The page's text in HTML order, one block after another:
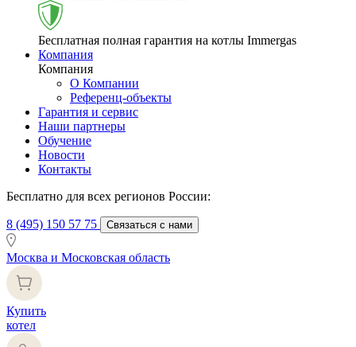
Бесплатная полная гарантия на котлы Immergas
Компания
Компания
О Компании
Референц-объекты
Гарантия и сервис
Наши партнеры
Обучение
Новости
Контакты
Бесплатно для всех регионов России:
8 (495) 150 57 75 Связаться с нами
Москва и Московская область
Купить
котел